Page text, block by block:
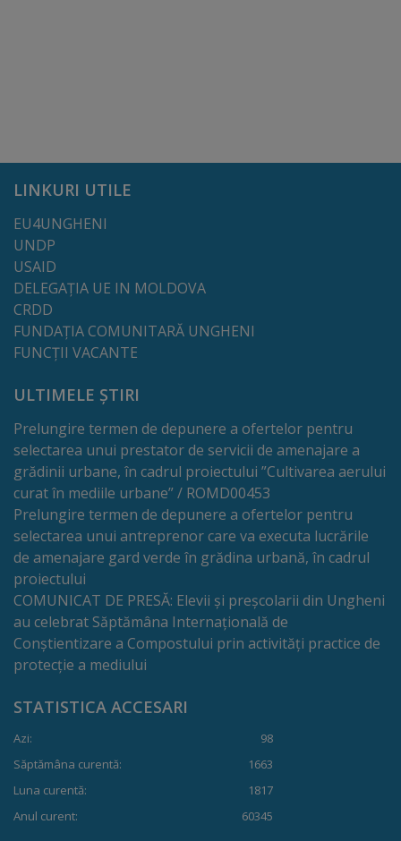
Integritate
Consiliul
Municipal
Secretar
Consilieri
Comisii
de
specialitate
Regulamentul
Consiliului
Calitate
integritate
Servicii
Plăți
LINKURI UTILE
EU4UNGHENI
UNDP
USAID
DELEGAȚIA UE IN MOLDOVA
CRDD
FUNDAȚIA COMUNITARĂ UNGHENI
FUNCȚII VACANTE
ULTIMELE ȘTIRI
Prelungire termen de depunere a ofertelor pentru
selectarea unui prestator de servicii de amenajare a
grădinii urbane, în cadrul proiectului ”Cultivarea aerului
curat în mediile urbane” / ROMD00453
Prelungire termen de depunere a ofertelor pentru
selectarea unui antreprenor care va executa lucrările
de amenajare gard verde în grădina urbană, în cadrul
proiectului
COMUNICAT DE PRESĂ: Elevii și preșcolarii din Ungheni
au celebrat Săptămâna Internațională de
Conștientizare a Compostului prin activități practice de
protecție a mediului
STATISTICA ACCESARI
Azi:
98
Săptămâna curentă:
1663
Luna curentă:
1817
Anul curent:
60345